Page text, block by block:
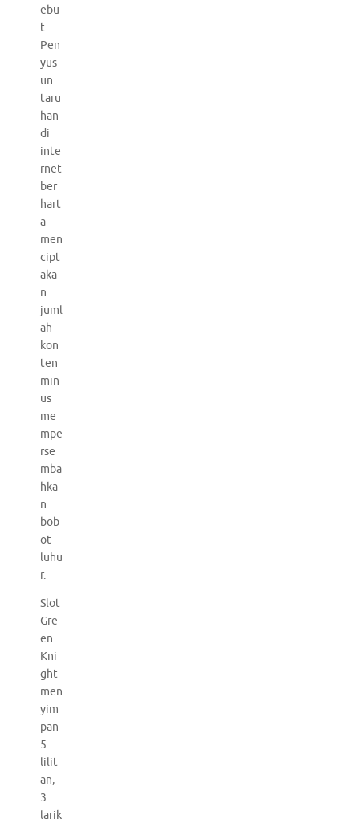
ebu
t.
Pen
yus
un
taru
han
di
inte
rnet
ber
hart
a
men
cipt
aka
n
juml
ah
kon
ten
min
us
me
mpe
rse
mba
hka
n
bob
ot
luhu
r.
Slot
Gre
en
Kni
ght
men
yim
pan
5
lilit
an,
3
larik